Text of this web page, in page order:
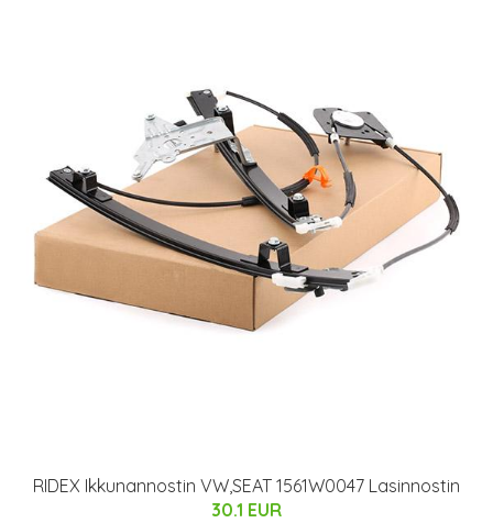
RIDEX Ikkunannostin VW,SEAT 1561W0047 Lasinnostin
30.1 EUR